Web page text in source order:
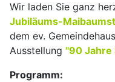
Wir laden Sie ganz
Jubiläums-
dem ev.
Ausstellung "90 Jahre
Programm: